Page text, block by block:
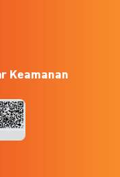
Keamanan